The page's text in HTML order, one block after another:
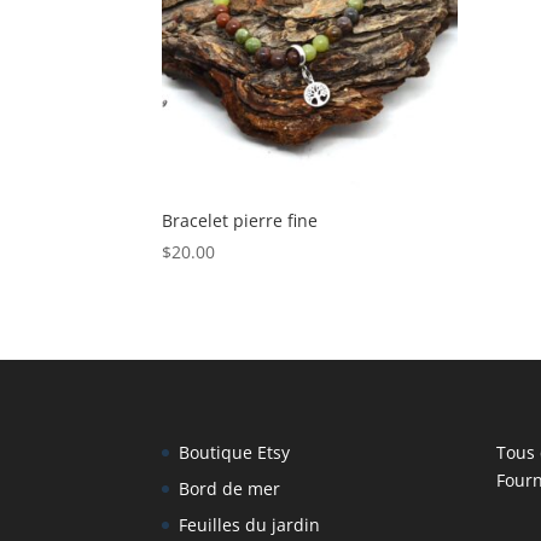
Bracelet pierre fine
$20.00
Boutique Etsy
Bord de mer
Feuilles du jardin